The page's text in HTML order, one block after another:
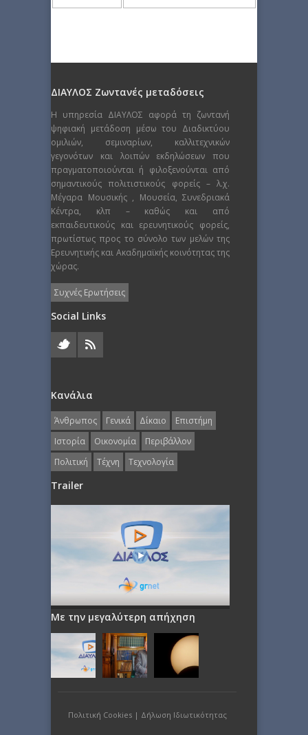
ΔΙΑΥΛΟΣ Ζωντανές μεταδόσεις
Η υπηρεσία ΔΙΑΥΛΟΣ αφορά τη ζωντανή
ψηφιακή μετάδοση μέσω του Διαδικτύου
ομιλιών, σεμιναρίων, καλλιτεχνικών
γεγονότων και λοιπών εκδηλώσεων που
πραγματοποιούνται ή φιλοξενούνται από
σημαντικούς πολιτιστικούς φορείς – λ.χ.
Μέγαρα Μουσικής , Μουσεία, Συνεδριακά
Κέντρα, κλπ – καθώς και από
εκπαιδευτικούς και ερευνητικούς φορείς,
πρωτίστως προς το σύνολο των μελών της
Ερευνητικής και Ακαδημαϊκής κοινότητας της
χώρας.
Συχνές Ερωτήσεις
Social Links
Κανάλια
Άνθρωπος Γενικά Δίκαιο
Επιστήμη
Ιστορία
Οικονομία
Περιβάλλον
Πολιτική
Τέχνη Τεχνολογία
Trailer
Με την μεγαλύτερη απήχηση
Πολιτική Cookies| Δήλωση Ιδιωτικότητας